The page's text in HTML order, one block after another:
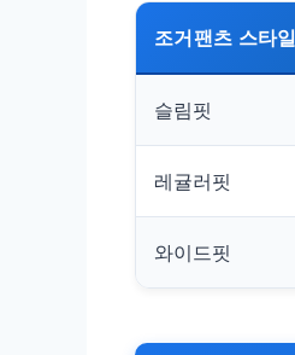
조거팬츠 스타일
슬림핏
레귤러핏
와이드핏